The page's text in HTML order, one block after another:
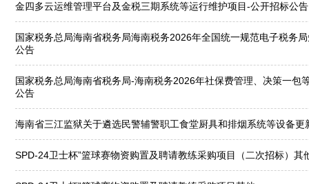
金四多云运维管理平台及金税三期系统等运行维护项目-公开招标公告
国家税务总局海南省税务局海南税务2026年全国统一规范电子税务
公告
国家税务总局海南省税务局-海南税务2026年社保费管理、决策一包
公告
海南省三江监狱关于遴选民警辅警职工食堂厨具和排烟系统等设备更
SPD-24卫士杯”篮球赛物资购置及聘请教练采购项目（二次招标）其